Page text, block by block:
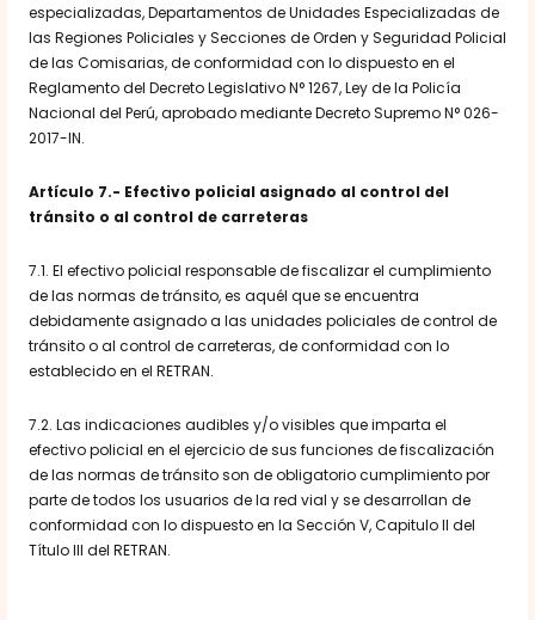
especializadas, Departamentos de Unidades Especializadas de
las Regiones Policiales y Secciones de Orden y Seguridad Policial
de las Comisarias, de conformidad con lo dispuesto en el
Reglamento del Decreto Legislativo N° 1267, Ley de la Policía
Nacional del Perú, aprobado mediante Decreto Supremo N° 026-
2017-IN.
Artículo 7.- Efectivo policial asignado al control del
tránsito o al control de carreteras
7.1. El efectivo policial responsable de fiscalizar el cumplimiento
de las normas de tránsito, es aquél que se encuentra
debidamente asignado a las unidades policiales de control de
tránsito o al control de carreteras, de conformidad con lo
establecido en el RETRAN.
7.2. Las indicaciones audibles y/o visibles que imparta el
efectivo policial en el ejercicio de sus funciones de fiscalización
de las normas de tránsito son de obligatorio cumplimiento por
parte de todos los usuarios de la red vial y se desarrollan de
conformidad con lo dispuesto en la Sección V, Capitulo II del
Título III del RETRAN.